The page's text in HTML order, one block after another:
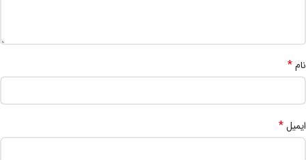
نام*
ایمیل*